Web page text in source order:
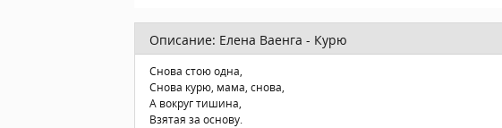
Описание: Елена Ваенга - Курю
Снова стою одна,
Снова курю, мама, снова,
А вокруг тишина,
Взятая за основу.